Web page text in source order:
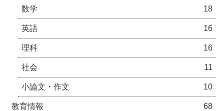
数学 18
英語 16
理科 16
社会 11
小論文・作文 10
教育情報 68